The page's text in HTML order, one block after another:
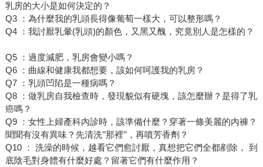
乳房的大小是如何決定的？
Q3 ：為什麼我的乳頭長得像葡萄一樣大，可以整形嗎？
Q4 ：我討厭乳暈(乳頭)的顏色，又黑又醜，究竟別人是怎樣的？
Q5 ：過度減肥，乳房會變小嗎？
Q6 ：曲線和健康我都想要，該如何呵護我的乳房？
Q7 ：乳頭凹陷是一種病嗎？
Q8 ：做乳房自我檢查時，發現貌似有硬塊，該怎麼辦？是得了乳
癌嗎？
Q9 ：女性上婦產科內診時，該準備什麼？穿著一條美麗的內褲？
聞聞有沒有異味？先清洗’’那裡’’，再噴芳香劑？
Q10 ： 洗澡的時候，越看它們愈討厭，真想把它們全都剷除， 到
底陰毛對身體有什麼好處？留著它們有什麼作用？